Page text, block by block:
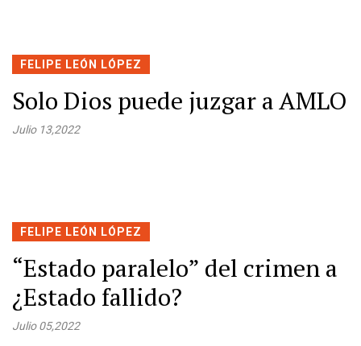
FELIPE LEÓN LÓPEZ
Solo Dios puede juzgar a AMLO
Julio 13,2022
FELIPE LEÓN LÓPEZ
“Estado paralelo” del crimen a
¿Estado fallido?
Julio 05,2022